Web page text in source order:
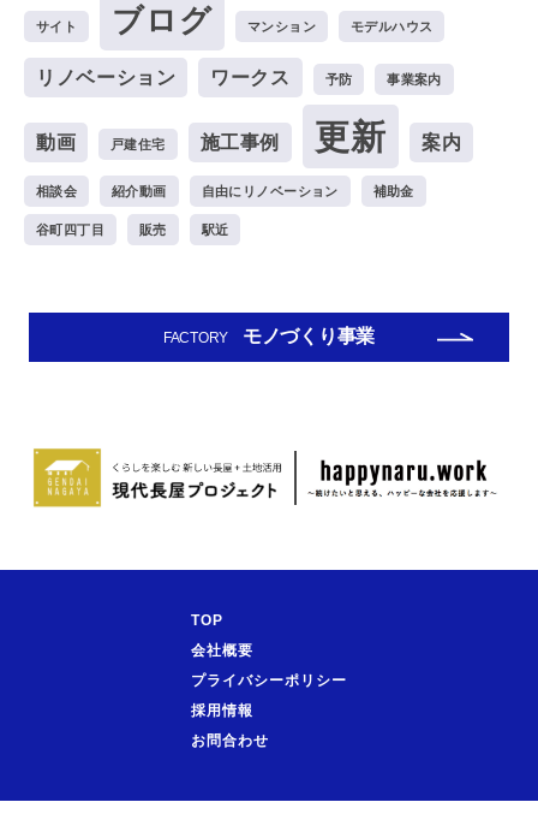
サイト ブログ マンション モデルハウス
リノベーション ワークス 予防 事業案内
動画 戸建住宅 施工事例 更新 案内
相談会 紹介動画 自由にリノベーション 補助金
谷町四丁目 販売 駅近
FACTORY モノづくり事業
TOP
会社概要
プライバシーポリシー
採用情報
お問合わせ